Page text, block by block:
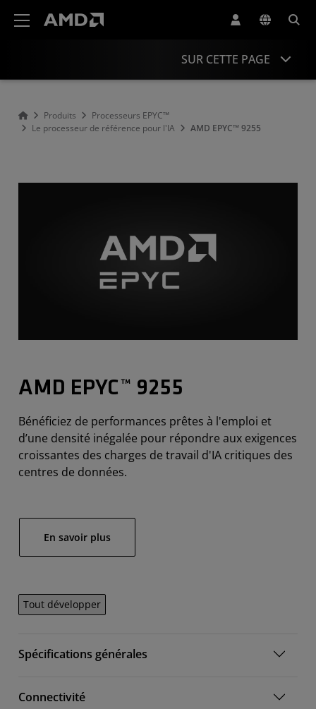
SUR CETTE PAGE
Caractéristiques
Produits
Processeurs EPYC™
Le processeur de référence pour l'IA
AMD EPYC™ 9255
AMD EPYC™ 9255
Bénéficiez de performances prêtes à l'emploi et
d’une densité inégalée pour répondre aux exigences
croissantes des charges de travail d'IA critiques des
centres de données.
En savoir plus
Tout développer
Spécifications générales
Connectivité